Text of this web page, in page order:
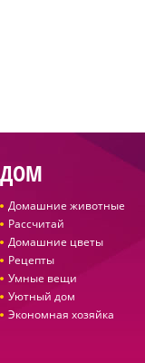
ДОМ
Домашние животные
Рассчитай
Домашние цветы
Рецепты
Умные вещи
Уютный дом
Экономная хозяйка